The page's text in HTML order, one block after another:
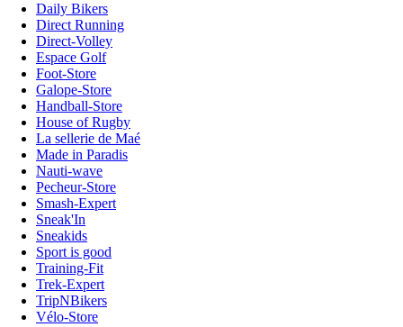
Daily Bikers
Direct Running
Direct-Volley
Espace Golf
Foot-Store
Galope-Store
Handball-Store
House of Rugby
La sellerie de Maé
Made in Paradis
Nauti-wave
Pecheur-Store
Smash-Expert
Sneak'In
Sneakids
Sport is good
Training-Fit
Trek-Expert
TripNBikers
Vélo-Store